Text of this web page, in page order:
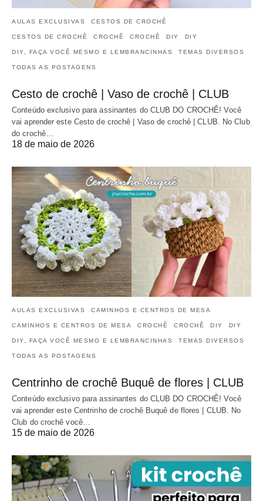
AULAS EXCLUSIVAS CESTOS DE CROCHÊ
CESTOS DE CROCHÊ CROCHÊ CROCHÊ DIY DIY
DIY, FAÇA VOCÊ MESMO E LEMBRANCINHAS TEMAS DIVERSOS
TODAS AS POSTAGENS
Cesto de crochê | Vaso de crochê | CLUB
Conteúdo exclusivo para assinantes do CLUB DO CROCHÊ! Você
vai aprender este Cesto de crochê | Vaso de crochê | CLUB. No Club
do crochê…
18 de maio de 2026
AULAS EXCLUSIVAS CAMINHOS E CENTROS DE MESA
CAMINHOS E CENTROS DE MESA CROCHÊ CROCHÊ DIY DIY
DIY, FAÇA VOCÊ MESMO E LEMBRANCINHAS TEMAS DIVERSOS
TODAS AS POSTAGENS
Centrinho de crochê Buquê de flores | CLUB
Conteúdo exclusivo para assinantes do CLUB DO CROCHÊ! Você
vai aprender este Centrinho de crochê Buquê de flores | CLUB. No
Club do crochê você…
15 de maio de 2026